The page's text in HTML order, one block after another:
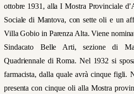
ottobre 1931, alla I Mostra Provinciale
Sociale di Mantova, con sette oli e un
Villa Gobio in Parenza Alta. Viene
Sindacato Belle Arti, sezione di
Quadriennale di Roma. Nel 1932 si
farmacista, dalla quale avrà cinque figli.
presenta con cinque oli alla Mostra